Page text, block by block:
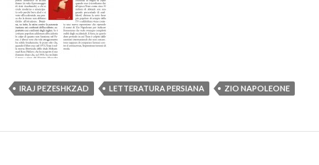
IRAJ PEZESHKZAD LETTERATURA PERSIANA ZIO NAPOLEONE